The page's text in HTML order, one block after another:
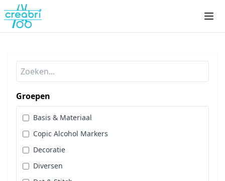
Groepen
Basis & Materiaal
Copic Alcohol Markers
Decoratie
Diversen